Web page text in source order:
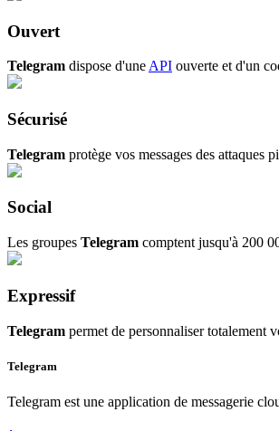
Ouvert
Telegram dispose d'une API ouverte et d'un
Sécurisé
Telegram protège vos messages des attaques
Social
Les groupes Telegram comptent jusqu'à 200
Expressif
Telegram permet de personnaliser totalement
Telegram
Telegram est une application de messagerie